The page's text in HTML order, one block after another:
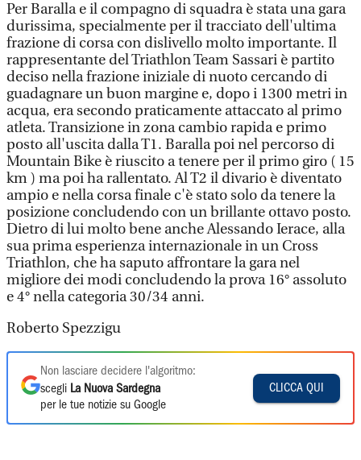
Per Baralla e il compagno di squadra è stata una gara
durissima, specialmente per il tracciato dell'ultima
frazione di corsa con dislivello molto importante. Il
rappresentante del Triathlon Team Sassari è partito
deciso nella frazione iniziale di nuoto cercando di
guadagnare un buon margine e, dopo i 1300 metri in
acqua, era secondo praticamente attaccato al primo
atleta. Transizione in zona cambio rapida e primo
posto all'uscita dalla T1. Baralla poi nel percorso di
Mountain Bike è riuscito a tenere per il primo giro ( 15
km ) ma poi ha rallentato. Al T2 il divario è diventato
ampio e nella corsa finale c'è stato solo da tenere la
posizione concludendo con un brillante ottavo posto.
Dietro di lui molto bene anche Alessando Ierace, alla
sua prima esperienza internazionale in un Cross
Triathlon, che ha saputo affrontare la gara nel
migliore dei modi concludendo la prova 16° assoluto
e 4° nella categoria 30/34 anni.
Roberto Spezzigu
Non lasciare decidere l'algoritmo:
scegli La Nuova Sardegna
per le tue notizie su Google
CLICCA QUI